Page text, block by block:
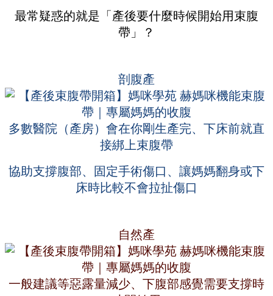
最常疑惑的就是「產後要什麼時候開始用束腹
帶」？
剖腹產
多數醫院（產房）會在你剛生產完、下床前就直
接綁上束腹帶
協助支撐腹部、固定手術傷口、讓媽媽翻身或下
床時比較不會拉扯傷口
自然產
一般建議等惡露量減少、下腹部感覺需要支撐時